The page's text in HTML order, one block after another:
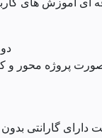
ای آموزش های
پروژه محور و
دارای گارانتی